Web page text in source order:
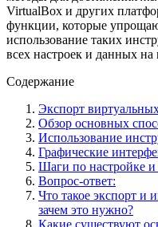
VirtualBox и других
функции, которые
использование таких
всех настроек и данных на
Содержание
Экспорт
Обзор основных
Использование
Графические
Шаги по настройке
Вопрос-ответ:
Что такое экспорт и
зачем это нужно?
Какие существуют